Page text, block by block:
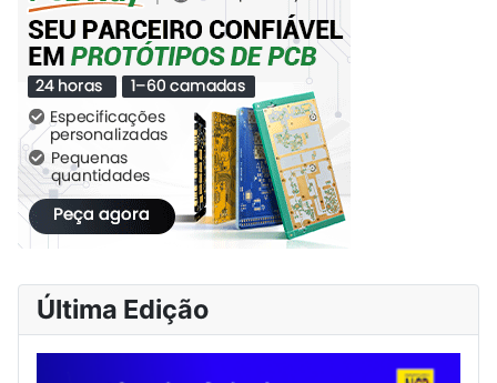
Última Edição